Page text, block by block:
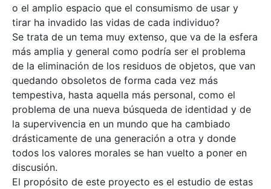
o el amplio espacio que el consumismo de usar y
tirar ha invadido las vidas de cada individuo?
Se trata de un tema muy extenso, que va de la esfera
más amplia y general como podría ser el problema
de la eliminación de los residuos de objetos, que van
quedando obsoletos de forma cada vez más
tempestiva, hasta aquella más personal, como el
problema de una nueva búsqueda de identidad y de
la supervivencia en un mundo que ha cambiado
drásticamente de una generación a otra y donde
todos los valores morales se han vuelto a poner en
discusión.
El propósito de este proyecto es el estudio de estas